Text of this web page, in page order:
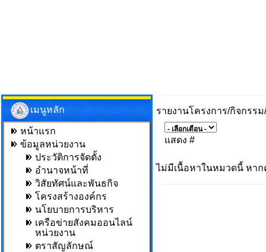
เมนูหลัก
หน้าแรก
ข้อมูลหน่วยงาน
ประวัติการจัดตั้ง
อำนาจหน้าที่
วิสัยทัศน์และพันธกิจ
โครงสร้างองค์กร
นโยบายการบริหาร
เครือข่ายสังคมออนไลน์
หน่วยงาน
ตราสัญลักษณ์
รายงานโครงการ/กิจกรร
แสดง #
ไม่มีเนื้อหาในหมวดนี้ หา